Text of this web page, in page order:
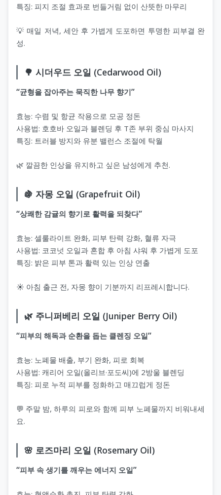
특징: 피지 조절 효과로 번들거림 없이 산뜻한 마무리
💡 매일 저녁, 세안 후 가볍게 도포하면 투명한 피부결 완
성.
🌳 시더우드 오일 (Cedarwood Oil)
“균형을 잡아주는 묵직한 나무 향기”
효능: 수렴 및 항균 작용으로 모공 정돈
사용법: 호호바 오일과 블렌딩 후 T존 부위 중심 마사지
특징: 트러블 방지와 유분 밸런스 조절에 탁월
🌿 깔끔한 인상을 유지하고 싶은 남성에게 추천.
🍇 자몽 오일 (Grapefruit Oil)
“상쾌한 감귤의 향기로 활력을 되찾다”
효능: 셀룰라이트 완화, 피부 탄력 강화, 혈류 자극
사용법: 코코넛 오일과 혼합 후 아침 샤워 후 가볍게 도포
특징: 밝은 피부 톤과 활력 있는 인상 연출
☀️ 아침 출근 전, 자몽 향이 기분까지 리프레시합니다.
🌿 주니퍼베리 오일 (Juniper Berry Oil)
“피부의 해독과 순환을 돕는 클렌징 오일”
효능: 노폐물 배출, 부기 완화, 피로 회복
사용법: 캐리어 오일(올리브·포도씨)에 2방울 블렌딩
특징: 피로 누적 피부를 정화하고 매끄럽게 정돈
💬 주말 밤, 하루의 피로와 함께 피부 노폐물까지 비워내세
요.
🌸 로즈마리 오일 (Rosemary Oil)
“피부 속 생기를 깨우는 에너지 오일”